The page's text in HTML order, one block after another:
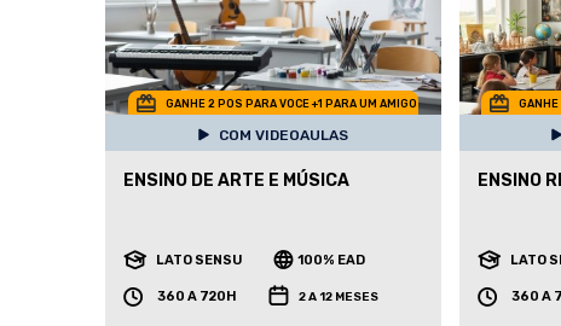
GANHE 2 POS PARA VOCE +1 PARA UM AMIGO
COM VIDEOAULAS
ENSINO DE ARTE E MÚSICA
LATO SENSU 100% EAD
360 A 720H 2 A 12 MESES
GANHE
ENSINO
LATO
360 A